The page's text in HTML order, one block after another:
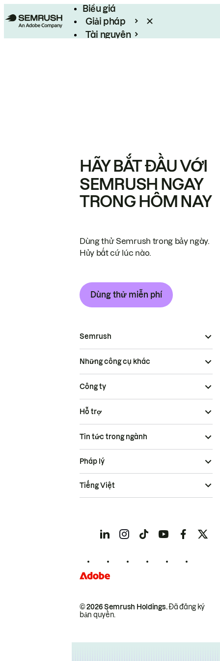
Biểu giá
Giải pháp
Tài nguyên
HÃY BẮT ĐẦU VỚI
SEMRUSH NGAY
TRONG HÔM NAY
Dùng thử Semrush trong bảy ngày.
Hủy bất cứ lúc nào.
Dùng thử miễn phí
Semrush
Những công cụ khác
Công ty
Hỗ trợ
Tin tức trong ngành
© 2026 Semrush Holdings.Đã đăng ký
bản quyền.
Pháp lý
Tiếng Việt